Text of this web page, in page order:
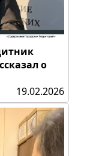
о
19.02.2026